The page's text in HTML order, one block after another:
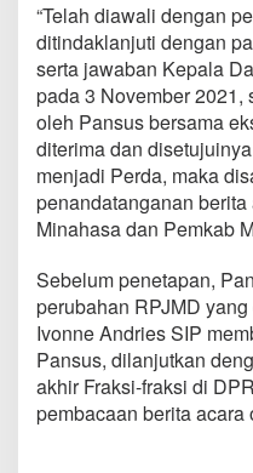
“Telah diawali dengan
ditindaklanjuti dengan
serta jawaban Kepala
pada 3 November 2021,
oleh Pansus bersama
diterima dan
menjadi Perda, maka
penandatanganan
Minahasa dan Pemkab
Sebelum penetapan,
perubahan RPJMD
Ivonne Andries SIP
Pansus, dilanjutkan
akhir Fraksi-fraksi di
pembacaan berita